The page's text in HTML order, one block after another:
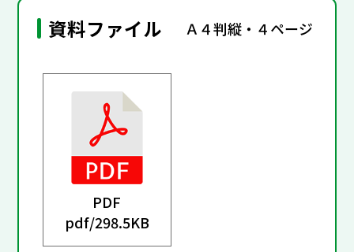
資料ファイル Ａ４判縦・４ページ
PDF
pdf/298.5KB